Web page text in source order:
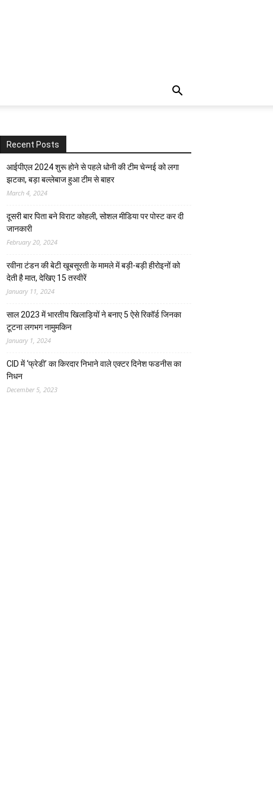
Recent Posts
आईपीएल 2024 शुरू होने से पहले धोनी की टीम चेन्नई को लगा
झटका, बड़ा बल्लेबाज हुआ टीम से बाहर
March 4, 2024
दूसरी बार‌ पिता बने विराट कोहली, सोशल मीडिया पर पोस्ट कर दी‌
जानकारी
February 20, 2024
रवीना टंडन की बेटी खूबसूरती के मामले में बड़ी-बड़ी हीरोइनों को
देती है मात, देखिए 15 तस्वीरें
January 11, 2024
साल 2023 में भारतीय खिलाड़ियों ने बनाए 5 ऐसे रिकॉर्ड जिनका
टूटना लगभग नामुमकिन
January 1, 2024
CID में ‘फ्रेडी’ का किरदार निभाने वाले एक्टर दिनेश फडनीस का
निधन
December 5, 2023